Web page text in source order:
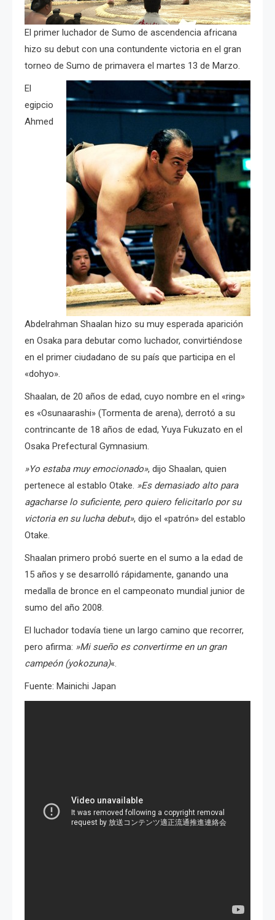
El primer luchador de Sumo de ascendencia africana
hizo su debut con una contundente victoria en el gran
torneo de Sumo de primavera el martes 13 de Marzo.
El
egipcio
Ahmed
Abdelrahman Shaalan hizo su muy esperada aparición
en Osaka para debutar como luchador, convirtiéndose
en el primer ciudadano de su país que participa en el
«dohyo».
Shaalan, de 20 años de edad, cuyo nombre en el «ring»
es «Osunaarashi» (Tormenta de arena), derrotó a su
contrincante de 18 años de edad, Yuya Fukuzato en el
Osaka Prefectural Gymnasium.
»Yo estaba muy emocionado», dijo Shaalan, quien
pertenece al establo Otake. »Es demasiado alto para
agacharse lo suficiente, pero quiero felicitarlo por su
victoria en su lucha debut», dijo el «patrón» del establo
Otake.
Shaalan primero probó suerte en el sumo a la edad de
15 años y se desarrolló rápidamente, ganando una
medalla de bronce en el campeonato mundial junior de
sumo del año 2008.
El luchador todavía tiene un largo camino que recorrer,
pero afirma: »Mi sueño es convertirme en un gran
campeón (yokozuna)«.
Fuente: Mainichi Japan